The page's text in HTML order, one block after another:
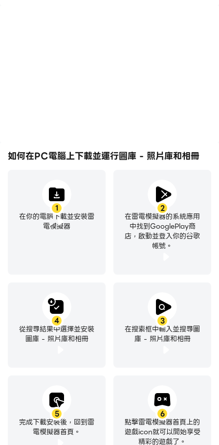
* 通過回收站恢復意外刪除的照片或視頻
私人照片庫和相冊儲物櫃
* 將您想要保密的照片和視頻移至安全保險庫
* 使用數字 PIN 或圖案等功能管理您的安全性
* 創建安全問題並在忘記密碼時使用它
* 隱藏的照片和視頻在系統圖庫和所有其他應用程序中不可
* 調整照片的亮度、對比度、飽和度、背景和佈局
* 400多個不同的模板供您選擇，用您迷人的拼貼展示您的
☆ 創作拼貼畫，讓回憶栩栩如生
☆ 裁剪圖片，應用濾鏡和模糊
☆ 使用手勢輕鬆縮放照片、視頻和 GIF
☆ 照片幻燈片和酷炫的過渡動畫
如何在PC電腦上下載並運行圖庫 - 照片庫和相冊
1
在你的電腦下載並安裝雷
電模擬器
2
在雷電模擬器的系統應用
中找到GooglePlay商
店，啟動並登入你的谷歌
帳號。
3
在搜索框中輸入並搜尋圖
庫 - 照片庫和相冊
4
從搜尋結果中選擇並安裝
圖庫 - 照片庫和相冊
5
完成下載安裝後，回到雷
電模擬器首頁。
6
點擊雷電模擬器首頁上的
遊戲icon就可以開始享受
精彩的遊戲了。